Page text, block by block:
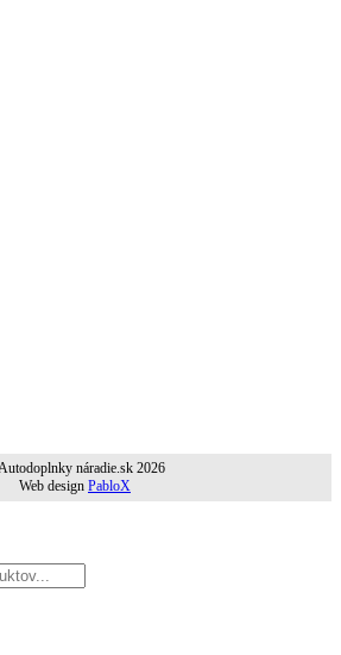
náradie.sk 2026
Web design PabloX